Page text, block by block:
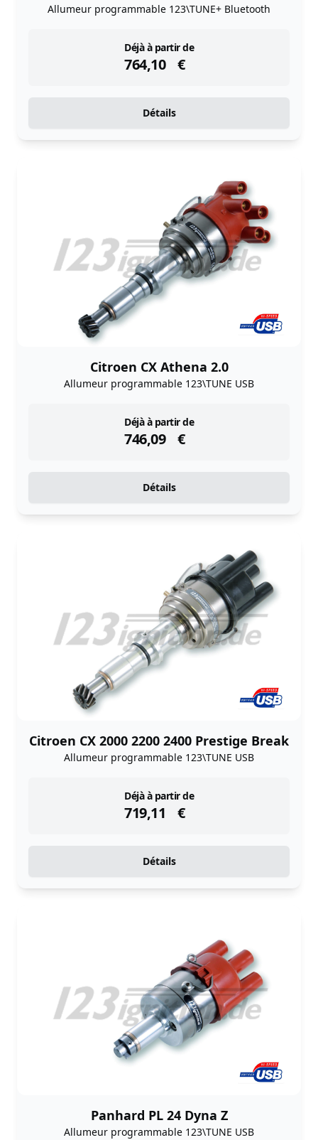
Allumeur programmable 123\TUNE+ Bluetooth
Déjà à partir de
764,10 €
instock
Détails
Citroen CX Athena 2.0
Allumeur programmable 123\TUNE USB
Déjà à partir de
746,09 €
instock
Détails
Citroen CX 2000 2200 2400 Prestige Break
Allumeur programmable 123\TUNE USB
Déjà à partir de
719,11 €
instock
Détails
Panhard PL 24 Dyna Z
Allumeur programmable 123\TUNE USB